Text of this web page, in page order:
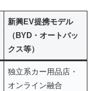
新興EV提携モデル
（BYD・オートバッ
クス等）
独立系カー用品店・
オンライン融合